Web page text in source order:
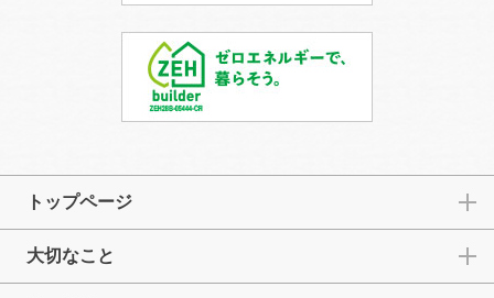
トップページ
大切なこと